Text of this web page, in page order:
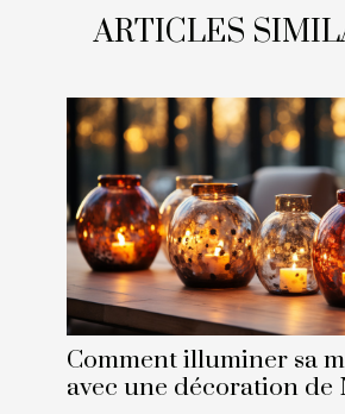
ARTICLES
Comment illuminer sa
avec une décoration de